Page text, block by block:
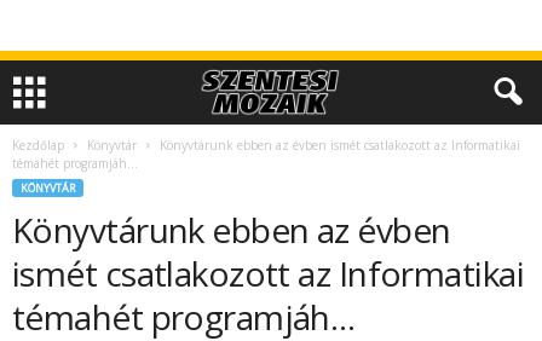
Kezdőlap Könyvtár
Könyvtárunk ebben az évben ismét csatlakozott az Informatikai
témahét programjáh…
KÖNYVTÁR
Könyvtárunk ebben az évben
ismét csatlakozott az Informatikai
témahét programjáh…